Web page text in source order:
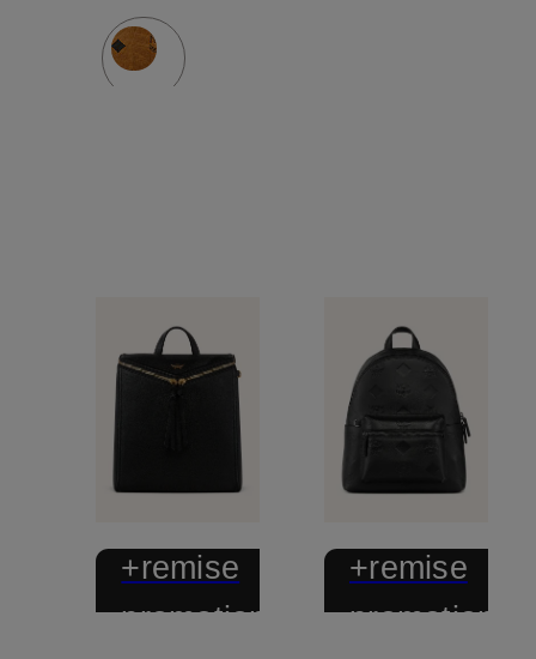
avec
+remise
promotionnelle
+remise